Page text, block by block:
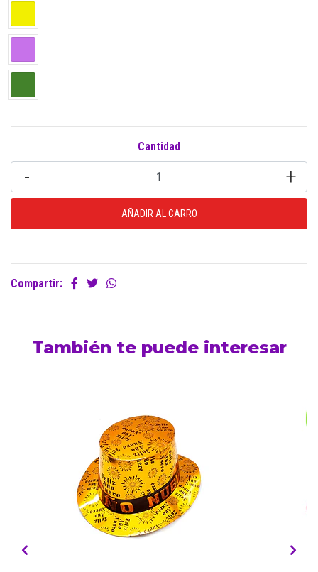
Cantidad
- +
Compartir:
También te puede interesar